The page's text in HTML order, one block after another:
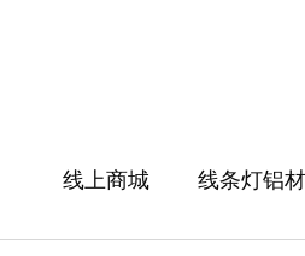
线上商城 线条灯铝